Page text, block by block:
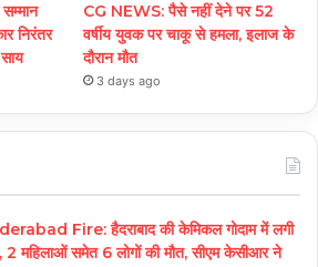
निरंतर
CG NEWS: पैसे नहीं देने पर 52
वर्षीय युवक पर चाकू से हमला, इलाज के
दौरान मौत
3 days ago
Fire: हैदराबाद की केमिकल गोदाम में लगी
महिलाओं समेत 6 लोगों की मौत, सीएम केसीआर ने